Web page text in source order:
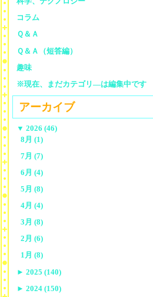
コラム
Ｑ＆Ａ
Ｑ＆Ａ（短答編）
趣味
※現在、まだカテゴリ—は編集中です
アーカイブ
▼ 2026 (46)
8月 (1)
7月 (7)
6月 (4)
5月 (8)
4月 (4)
3月 (8)
2月 (6)
1月 (8)
► 2025 (140)
► 2024 (150)